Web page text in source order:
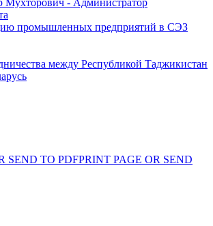
Мухторович - Администратор
промышленных предприятий в СЭЗ
между Республикой Таджикистан
PRINT PAGE OR SEND